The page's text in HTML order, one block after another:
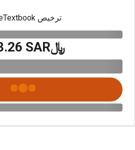
ترخيص eTextbook
﷼‎263.26 SAR